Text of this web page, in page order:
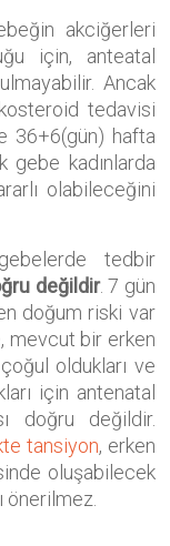
akciğerleri
için, anteatal
Ancak
tedavisi
36+6(gün) hafta
gebe kadınlarda
olabileceğini
tedbir
değildir. 7 gün
doğum riski var
mevcut bir erken
oldukları ve
için antenatal
doğru değildir.
tansiyon, erken
oluşabilecek
önerilmez.